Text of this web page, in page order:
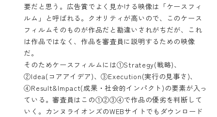
要だと思う。広告賞でよく見かける映像は「ケースフィ
ルム」と呼ばれる。クオリティが高いので、このケース
フィルムそのものが作品だと勘違いされがちだが、これ
は作品ではなく、作品を審査員に説明するための映像
だ。
そのためケースフィルムには①Strategy(戦略)、
②Idea(コアアイデア)、③Execution(実行の見事さ)、
④Result&Impact(成果・社会的インパクト)の要素が入っ
ている。審査員はこの①②③④で作品の優劣を判断して
いく。カンヌライオンズのWEBサイトでもダウンロード